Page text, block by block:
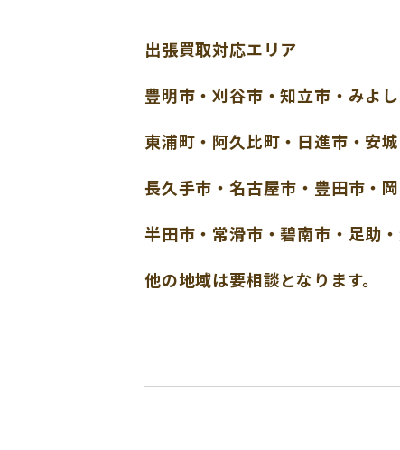
出張買取対応エリア
豊明市・刈谷市・知立市・みよ
東浦町・阿久比町・日進市・安
長久手市・名古屋市・豊田市・
半田市・常滑市・碧南市・足助
他の地域は要相談となります。